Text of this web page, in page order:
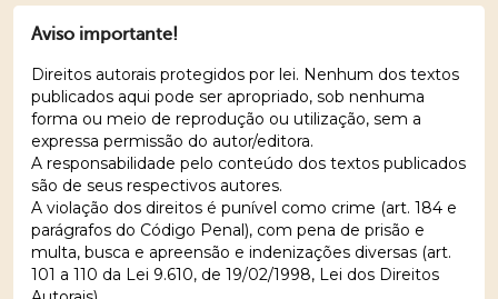
Aviso importante!
Direitos autorais protegidos por lei. Nenhum dos textos
publicados aqui pode ser apropriado, sob nenhuma
forma ou meio de reprodução ou utilização, sem a
expressa permissão do autor/editora.
A responsabilidade pelo conteúdo dos textos publicados
são de seus respectivos autores.
A violação dos direitos é punível como crime (art. 184 e
parágrafos do Código Penal), com pena de prisão e
multa, busca e apreensão e indenizações diversas (art.
101 a 110 da Lei 9.610, de 19/02/1998, Lei dos Direitos